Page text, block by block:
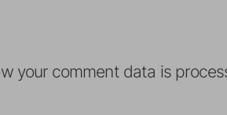
your comment data is